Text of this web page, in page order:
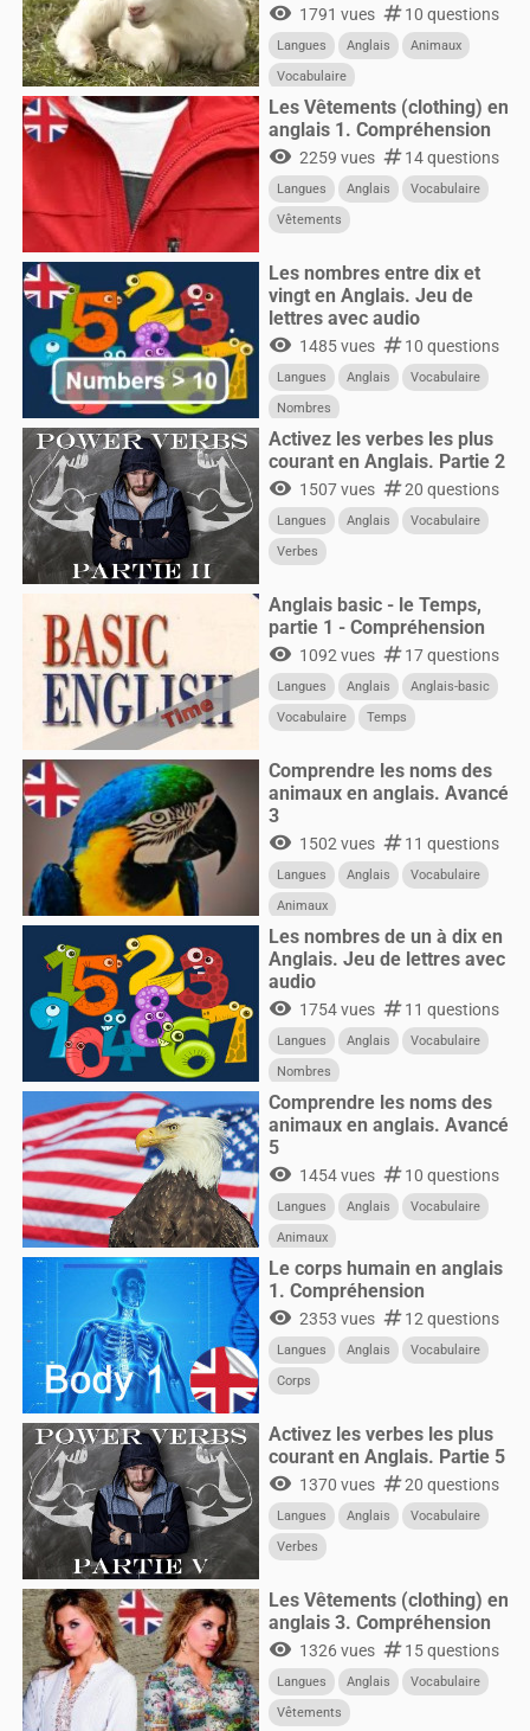
visibility 1791 vues numbers10 questions
Langues Anglais
Animaux
Vocabulaire
Les Vêtements (clothing) en
anglais 1. Compréhension
visibility 2259 vues numbers14 questions
Langues Anglais
Vocabulaire
Vêtements
Les nombres entre dix et
vingt en Anglais. Jeu de
lettres avec audio
visibility 1485 vues numbers10 questions
Langues Anglais
Vocabulaire
Nombres
Activez les verbes les plus
courant en Anglais. Partie 2
visibility 1507 vues numbers20 questions
Langues Anglais
Vocabulaire
Verbes
Anglais basic - le Temps,
partie 1 - Compréhension
visibility 1092 vues numbers17 questions
Langues Anglais
Anglais-basic
Vocabulaire
Temps
Comprendre les noms des
animaux en anglais. Avancé
3
visibility 1502 vues numbers11 questions
Langues Anglais
Vocabulaire
Animaux
Les nombres de un à dix en
Anglais. Jeu de lettres avec
audio
visibility 1754 vues numbers11 questions
Langues Anglais
Vocabulaire
Nombres
Comprendre les noms des
animaux en anglais. Avancé
5
visibility 1454 vues numbers10 questions
Langues Anglais
Vocabulaire
Animaux
Le corps humain en anglais
1. Compréhension
visibility 2353 vues numbers12 questions
Langues Anglais
Vocabulaire
Corps
Activez les verbes les plus
courant en Anglais. Partie 5
visibility 1370 vues numbers20 questions
Langues Anglais
Vocabulaire
Verbes
Les Vêtements (clothing) en
anglais 3. Compréhension
visibility 1326 vues numbers15 questions
Langues Anglais
Vocabulaire
Vêtements